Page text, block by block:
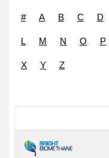
# A B C D
L M N O P
X Y Z